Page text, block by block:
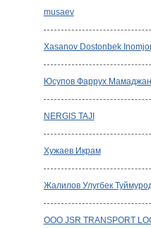
musaev
Xasanov Dostonbek
Юсупов Фаррух
NERGIS TAJI
Хужаев Икрам
Жалилов Улугбек
OOO JSR TRANSPORT